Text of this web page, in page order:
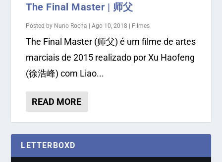
The Final Master | 师父
Posted by Nuno Rocha |Ago 10, 2018 | Filmes
The Final Master (师父) é um filme de artes
marciais de 2015 realizado por Xu Haofeng
(徐浩峰) com Liao...
READ MORE
LETTERBOXD